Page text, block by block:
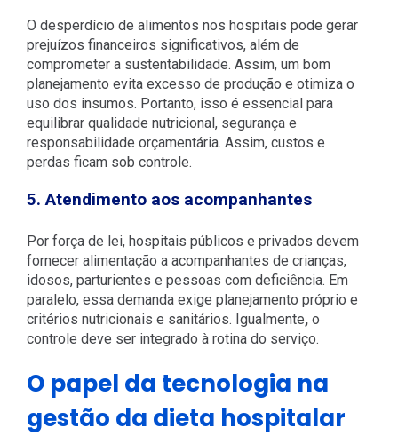
O desperdício de alimentos nos hospitais pode gerar
prejuízos financeiros significativos, além de
comprometer a sustentabilidade. Assim, um bom
planejamento evita excesso de produção e otimiza o
uso dos insumos. Portanto, isso é essencial para
equilibrar qualidade nutricional, segurança e
responsabilidade orçamentária. Assim, custos e
perdas ficam sob controle.
5. Atendimento aos acompanhantes
Por força de lei, hospitais públicos e privados devem
fornecer alimentação a acompanhantes de crianças,
idosos, parturientes e pessoas com deficiência. Em
paralelo, essa demanda exige planejamento próprio e
critérios nutricionais e sanitários. Igualmente,o
controle deve ser integrado à rotina do serviço.
O papel da tecnologia na
gestão da dieta hospitalar